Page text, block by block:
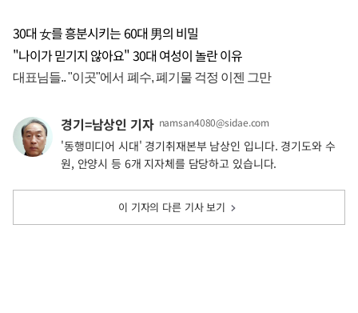
30대 女를 흥분시키는 60대 男의 비밀
"나이가 믿기지 않아요" 30대 여성이 놀란 이유
경기=남상인 기자 namsan4080@sidae.com
'동행미디어 시대' 경기취재본부 남상인 입니다. 경기도와 수
원, 안양시 등 6개 지자체를 담당하고 있습니다.
이 기자의 다른 기사 보기